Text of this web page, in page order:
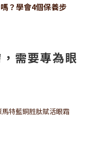
？學會4個保養步
需要專為眼